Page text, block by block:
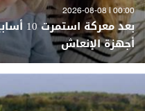
00:00 | 2026-08-08
بعد
أجهزة الإنعاش